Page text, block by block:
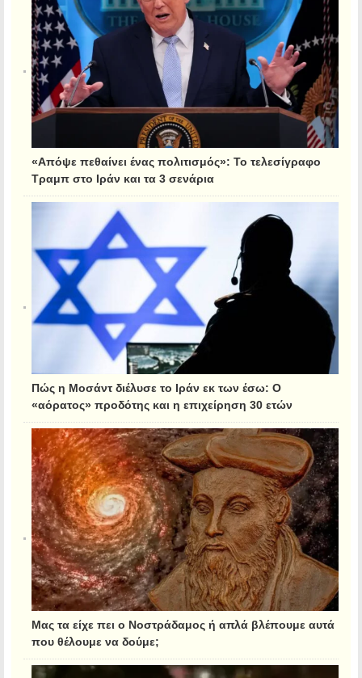
«Απόψε πεθαίνει ένας πολιτισμός»: Το τελεσίγραφο
Τραμπ στο Ιράν και τα 3 σενάρια
Πώς η Μοσάντ διέλυσε το Ιράν εκ των έσω: Ο
«αόρατος» προδότης και η επιχείρηση 30 ετών
Μας τα είχε πει ο Νοστράδαμος ή απλά βλέπουμε αυτά
που θέλουμε να δούμε;